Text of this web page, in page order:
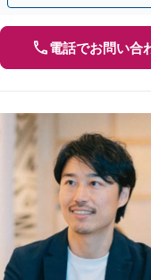
電話でお問い合